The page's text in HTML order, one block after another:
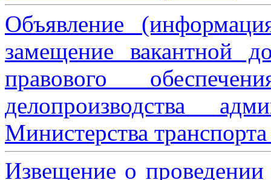
Объявление
замещение вакантной
правового
делопроизводства
Министерства
Извещение о